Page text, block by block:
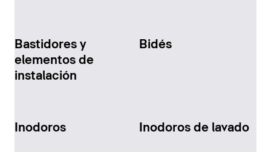
Bastidores y
elementos de
instalación
Bidés
Inodoros Inodoros de lavado